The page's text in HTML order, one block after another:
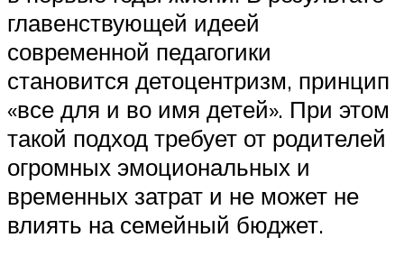
главенствующей идеей
современной педагогики
становится детоцентризм, принцип
«все для и во имя детей». При этом
такой подход требует от родителей
огромных эмоциональных и
временных затрат и не может не
влиять на семейный бюджет.